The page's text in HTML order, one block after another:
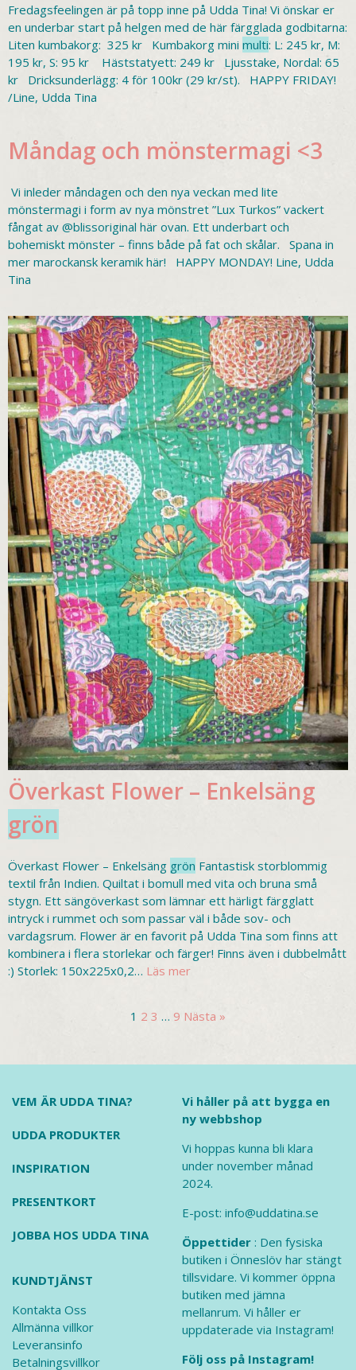
Fredagsfeelingen är på topp inne på Udda Tina! Vi önskar er
en underbar start på helgen med de här färgglada godbitarna:
Liten kumbakorg: 325 kr Kumbakorg mini multi: L: 245 kr, M:
195 kr, S: 95 kr Häststatyett: 249 kr Ljusstake, Nordal: 65
kr Dricksunderlägg: 4 för 100kr (29 kr/st). HAPPY FRIDAY!
/Line, Udda Tina
Måndag och mönstermagi <3
Vi inleder måndagen och den nya veckan med lite
mönstermagi i form av nya mönstret ”Lux Turkos” vackert
fångat av @blissoriginal här ovan. Ett underbart och
bohemiskt mönster – finns både på fat och skålar. Spana in
mer marockansk keramik här! HAPPY MONDAY! Line, Udda
Tina
Överkast Flower – Enkelsäng
grön
Överkast Flower – Enkelsäng grön Fantastisk storblommig
textil från Indien. Quiltat i bomull med vita och bruna små
stygn. Ett sängöverkast som lämnar ett härligt färgglatt
intryck i rummet och som passar väl i både sov- och
vardagsrum. Flower är en favorit på Udda Tina som finns att
kombinera i flera storlekar och färger! Finns även i dubbelmått
:) Storlek: 150x225x0,2… Läs mer
1 2 3 … 9 Nästa »
VEM ÄR UDDA TINA?
UDDA PRODUKTER
INSPIRATION
PRESENTKORT
JOBBA HOS UDDA TINA
KUNDTJÄNST
Kontakta Oss
Allmänna villkor
Leveransinfo
Betalningsvillkor
Vi håller på att bygga en
ny webbshop
Vi hoppas kunna bli klara
under november månad
2024.
E-post: info@uddatina.se
Öppettider : Den fysiska
butiken i Önneslöv har stängt
tillsvidare. Vi kommer öppna
butiken med jämna
mellanrum. Vi håller er
uppdaterade via Instagram!
Följ oss på Instagram!